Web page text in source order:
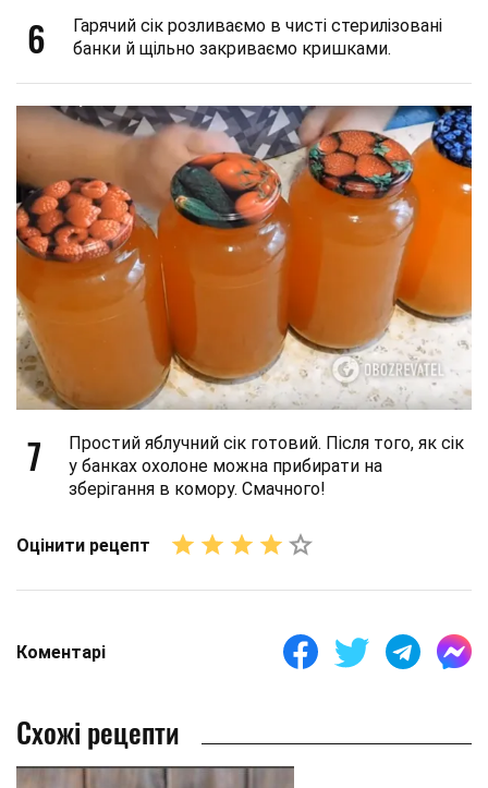
6
Гарячий сік розливаємо в чисті стерилізовані
банки й щільно закриваємо кришками.
7
Простий яблучний сік готовий. Після того, як сік
у банках охолоне можна прибирати на
зберігання в комору. Смачного!
Оцінити рецепт
Коментарі
Схожі рецепти